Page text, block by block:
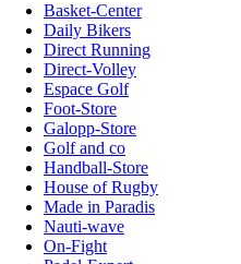
Basket-Center
Daily Bikers
Direct Running
Direct-Volley
Espace Golf
Foot-Store
Galopp-Store
Golf and co
Handball-Store
House of Rugby
Made in Paradis
Nauti-wave
On-Fight